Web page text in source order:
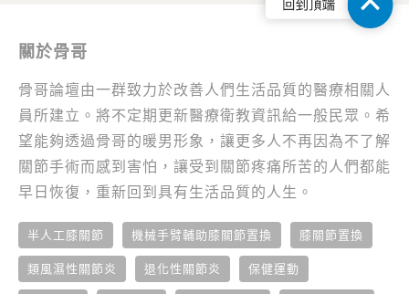
關於骨哥
骨哥論壇由一群致力於改善人們生活品質的醫療相關人
員所建立。將不定期更新醫療衛教資訊給一般民眾。希
望能夠透過骨哥的暖男形象，讓更多人不再因為不了解
關節手術而感到害怕，讓受到關節疼痛所苦的人們都能
早日恢復，重新回到具有生活品質的人生。
半人工膝關節 機械手臂輔助膝關節置換 膝關節置換
類風濕性關節炎 退化性關節炎 保健運動